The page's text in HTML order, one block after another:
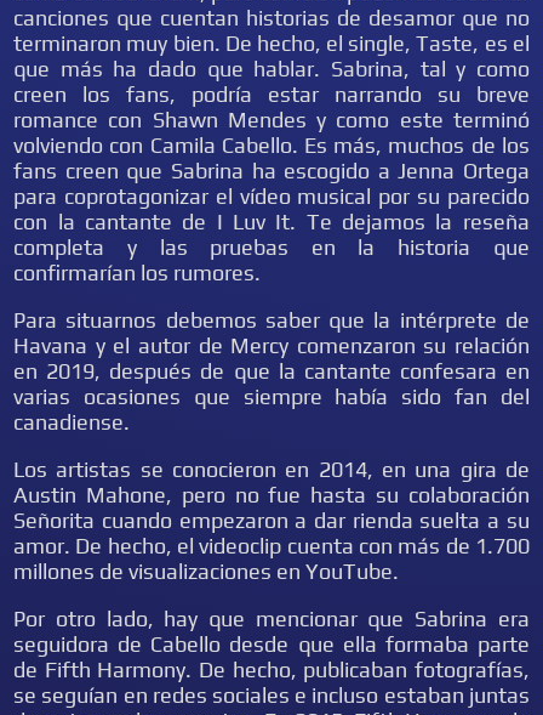
canciones que cuentan historias de desamor que no
terminaron muy bien. De hecho, el single, Taste, es el
que más ha dado que hablar. Sabrina, tal y como
creen los fans, podría estar narrando su breve
romance con Shawn Mendes y como este terminó
volviendo con Camila Cabello. Es más, muchos de los
fans creen que Sabrina ha escogido a Jenna Ortega
para coprotagonizar el vídeo musical por su parecido
con la cantante de I Luv It. Te dejamos la reseña
completa y las pruebas en la historia que
confirmarían los rumores.
Para situarnos debemos saber que la intérprete de
Havana y el autor de Mercy comenzaron su relación
en 2019, después de que la cantante confesara en
varias ocasiones que siempre había sido fan del
canadiense.
Los artistas se conocieron en 2014, en una gira de
Austin Mahone, pero no fue hasta su colaboración
Señorita cuando empezaron a dar rienda suelta a su
amor. De hecho, el videoclip cuenta con más de 1.700
millones de visualizaciones en YouTube.
Por otro lado, hay que mencionar que Sabrina era
seguidora de Cabello desde que ella formaba parte
de Fifth Harmony. De hecho, publicaban fotografías,
se seguían en redes sociales e incluso estaban juntas